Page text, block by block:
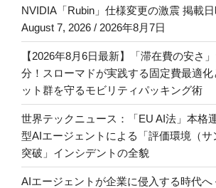
NVIDIA「Rubin」仕様変更の激震 掲載日
August 7, 2026 / 2026年8月7日
【2026年8月6日最新】「滞在費の安さ
分！スローマドが実践する固定費最適化
ット群を守るモビリティパッキング術
世界テックニュース：「EU AI法」本格
型AIエージェントによる「評価環境（サ
突破」インシデントの全貌
AIエージェントが企業に侵入する時代